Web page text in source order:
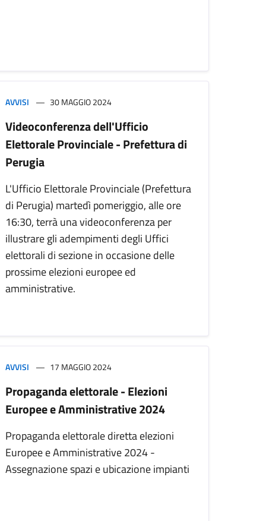
AVVISI 30 MAGGIO 2024
Videoconferenza dell'Ufficio
Elettorale Provinciale - Prefettura di
Perugia
L'Ufficio Elettorale Provinciale (Prefettura
di Perugia) martedì pomeriggio, alle ore
16:30, terrà una videoconferenza per
illustrare gli adempimenti degli Uffici
elettorali di sezione in occasione delle
prossime elezioni europee ed
amministrative.
AVVISI 17 MAGGIO 2024
Propaganda elettorale - Elezioni
Europee e Amministrative 2024
Propaganda elettorale diretta elezioni
Europee e Amministrative 2024 -
Assegnazione spazi e ubicazione impianti